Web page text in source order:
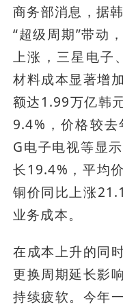
商务部消息，据
“超级周期”带动
上涨，三星电子
材料成本显著增
额达1.99万亿韩
9.4%，价格较
G电子电视等显
长19.4%，平均
铜价同比上涨
业务成本。
在成本上升的同
更换周期延长影
持续疲软。今年